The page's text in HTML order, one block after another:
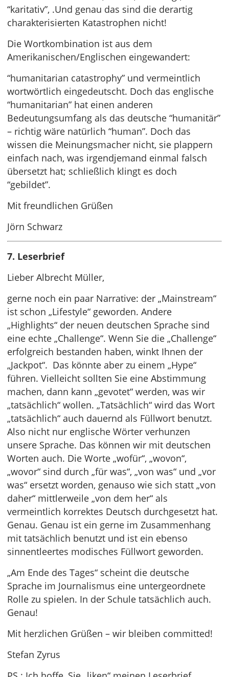
“karitativ”, .Und genau das sind die derartig
charakterisierten Katastrophen nicht!
Die Wortkombination ist aus dem
Amerikanischen/Englischen eingewandert:
“humanitarian catastrophy” und vermeintlich
wortwörtlich eingedeutscht. Doch das englische
“humanitarian” hat einen anderen
Bedeutungsumfang als das deutsche “humanitär”
– richtig wäre natürlich “human”. Doch das
wissen die Meinungsmacher nicht, sie plappern
einfach nach, was irgendjemand einmal falsch
übersetzt hat; schließlich klingt es doch
“gebildet”.
Mit freundlichen Grüßen
Jörn Schwarz
7. Leserbrief
Lieber Albrecht Müller,
gerne noch ein paar Narrative: der „Mainstream“
ist schon „Lifestyle“ geworden. Andere
„Highlights“ der neuen deutschen Sprache sind
eine echte „Challenge“. Wenn Sie die „Challenge“
erfolgreich bestanden haben, winkt Ihnen der
„Jackpot“. Das könnte aber zu einem „Hype“
führen. Vielleicht sollten Sie eine Abstimmung
machen, dann kann „gevotet“ werden, was wir
„tatsächlich“ wollen. „Tatsächlich“ wird das Wort
„tatsächlich“ auch dauernd als Füllwort benutzt.
Also nicht nur englische Wörter verhunzen
unsere Sprache. Das können wir mit deutschen
Worten auch. Die Worte „wofür“, „wovon“,
„wovor“ sind durch „für was“, „von was“ und „vor
was“ ersetzt worden, genauso wie sich statt „von
daher“ mittlerweile „von dem her“ als
vermeintlich korrektes Deutsch durchgesetzt hat.
Genau. Genau ist ein gerne im Zusammenhang
mit tatsächlich benutzt und ist ein ebenso
sinnentleertes modisches Füllwort geworden.
„Am Ende des Tages“ scheint die deutsche
Sprache im Journalismus eine untergeordnete
Rolle zu spielen. In der Schule tatsächlich auch.
Genau!
Mit herzlichen Grüßen – wir bleiben committed!
Stefan Zyrus